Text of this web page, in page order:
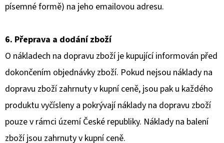
písemné formě) na jeho emailovou adresu.
6. Přeprava a dodání zboží
O nákladech na dopravu zboží je kupující informován před
dokončením objednávky zboží. Pokud nejsou náklady na
dopravu zboží zahrnuty v kupní ceně, jsou pak u každého
produktu vyčísleny a pokrývají náklady na dopravu zboží
pouze v rámci území České republiky. Náklady na balení
zboží jsou zahrnuty v kupní ceně.